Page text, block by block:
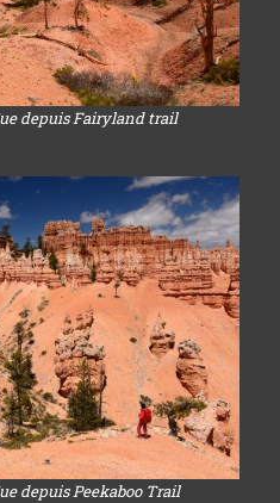
depuis Fairyland trail
depuis Peekaboo Trail